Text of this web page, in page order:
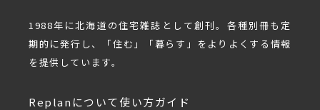
1988年に北海道の住宅雑誌として創刊。各種別冊も定
期的に発行し、「住む」「暮らす」をよりよくする情報
を提供しています。
Replanについて使い方ガイド